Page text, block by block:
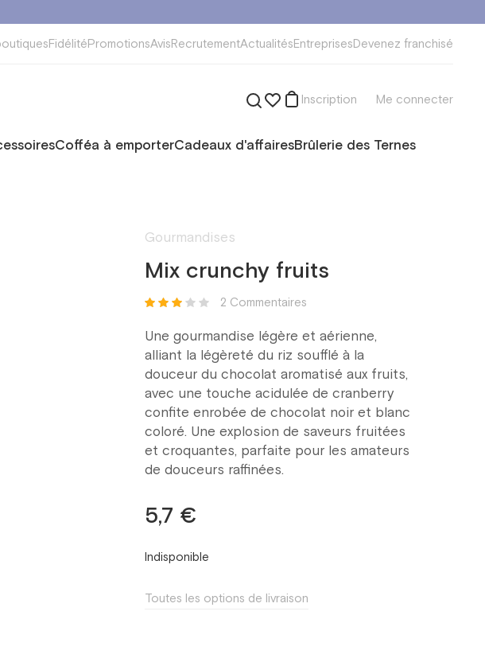
FidélitéPromotionsAvisRecrutementActualitésEntreprisesDevenez franchisé
Inscription Me connecter
Cofféa à emporterCadeaux d'affairesBrûlerie des Ternes
Gourmandises
Mix crunchy fruits
2 Commentaires
Une gourmandise légère et aérienne,
alliant la légèreté du riz soufflé à la
douceur du chocolat aromatisé aux fruits,
avec une touche acidulée de cranberry
confite enrobée de chocolat noir et blanc
coloré. Une explosion de saveurs fruitées
et croquantes, parfaite pour les amateurs
de douceurs raffinées.
5,7 €
Indisponible
Toutes les options de livraison